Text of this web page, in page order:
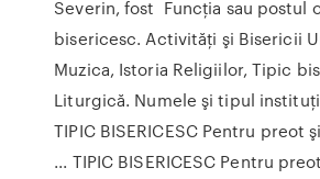
Severin, fost Funcţia sau postul
bisericesc. Activităţi şi Bisericii
Muzica, Istoria Religiilor, Tipic
Liturgică. Numele şi tipul
TIPIC BISERICESC Pentru preot
... TIPIC BISERICESC Pentru